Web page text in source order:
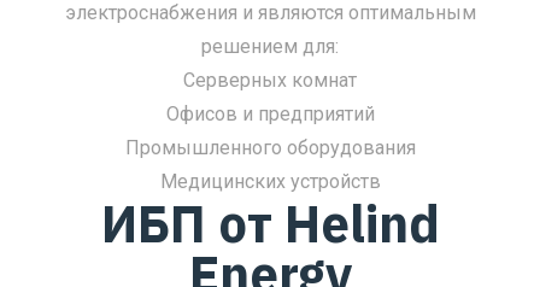
электроснабжения и являются оптимальным
решением для:
Серверных комнат
Офисов и предприятий
Промышленного оборудования
Медицинских устройств
ИБП от Helind